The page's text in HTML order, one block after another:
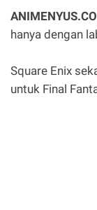
hanya dengan
Square Enix
untuk Final